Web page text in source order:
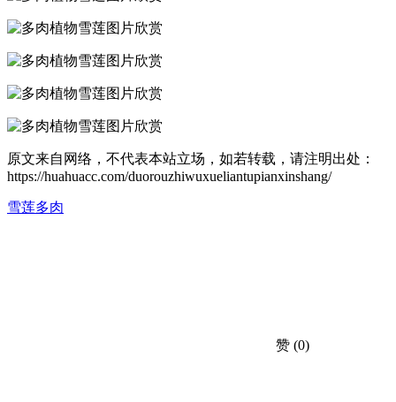
原文来自网络，不代表本站立场，如若转载，请注明出处：
https://huahuacc.com/duorouzhiwuxueliantupianxinshang/
雪莲多肉
赞 (0)